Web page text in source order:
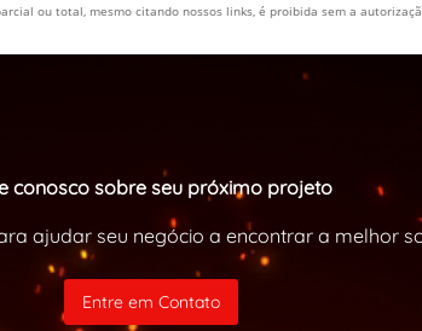
ou total, mesmo citando nossos links, é proibida sem a
conosco sobre seu próximo projeto
ajudar seu negócio a encontrar a melhor
Entre em Contato